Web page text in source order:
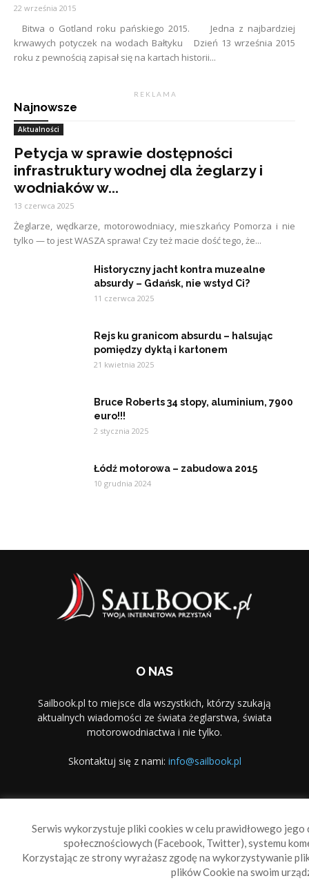
22 września 2015
Bitwa o Gotland roku pańskiego 2015. Jedna z najbardziej
krwawych potyczek na wodach Bałtyku Dzień 13 września 2015
roku z pewnością zapisał się na kartach historii...
R E K L A M A
Najnowsze
Aktualności
Petycja w sprawie dostępności
infrastruktury wodnej dla żeglarzy i
wodniaków w...
13 czerwca 2025
Żeglarze, wędkarze, motorowodniacy, mieszkańcy Pomorza i nie
tylko — to jest WASZA sprawa! Czy też macie dość tego, że...
Historyczny jacht kontra muzealne
absurdy – Gdańsk, nie wstyd Ci?
11 czerwca 2025
Rejs ku granicom absurdu – halsując
pomiędzy dyktą i kartonem
21 kwietnia 2025
Bruce Roberts 34 stopy, aluminium, 7900
euro!!!
2 stycznia 2025
Łódź motorowa – zabudowa 2015
10 grudnia 2024
O NAS
Sailbook.pl to miejsce dla wszystkich, którzy szukają
aktualnych wiadomości ze świata żeglarstwa, świata
motorowodniactwa i nie tylko.
Skontaktuj się z nami: info@sailbook.pl
Serwis wykorzystuje pliki cookies w celu prawidłowego
społecznościowych (Facebook, Twitter), systemu
Korzystając ze strony wyrażasz zgodę na wykorzystywanie
plików Cookie na swoim